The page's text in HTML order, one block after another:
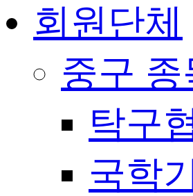
회원단체
중구
탁구
국학